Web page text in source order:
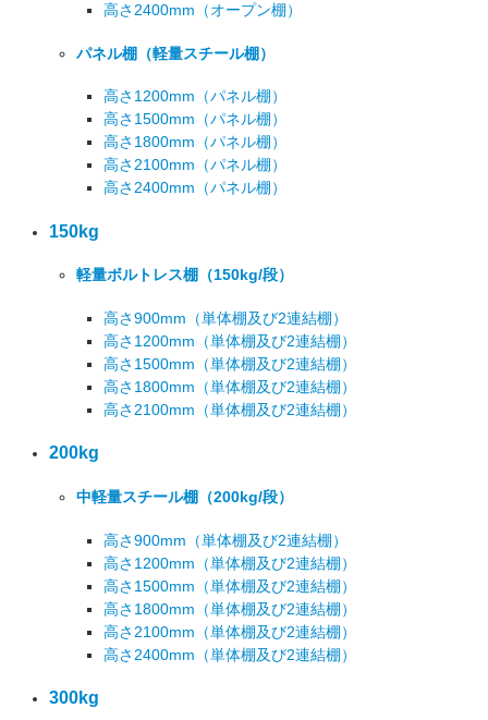
高さ2400mm （オープン棚）
パネル棚 （軽量スチール棚）
高さ1200mm （パネル棚）
高さ1500mm （パネル棚）
高さ1800mm （パネル棚）
高さ2100mm （パネル棚）
高さ2400mm （パネル棚）
150kg
軽量ボルトレス棚 （150kg/段）
高さ900mm （単体棚及び2連結棚）
高さ1200mm （単体棚及び2連結棚）
高さ1500mm （単体棚及び2連結棚）
高さ1800mm （単体棚及び2連結棚）
高さ2100mm （単体棚及び2連結棚）
200kg
中軽量スチール棚 （200kg/段）
高さ900mm （単体棚及び2連結棚）
高さ1200mm （単体棚及び2連結棚）
高さ1500mm （単体棚及び2連結棚）
高さ1800mm （単体棚及び2連結棚）
高さ2100mm （単体棚及び2連結棚）
高さ2400mm （単体棚及び2連結棚）
300kg